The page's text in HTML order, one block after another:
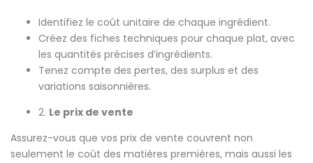
Identifiez le coût unitaire de chaque ingrédient.
Créez des fiches techniques pour chaque plat, avec
les quantités précises d’ingrédients.
Tenez compte des pertes, des surplus et des
variations saisonnières.
2. Le prix de vente
Assurez-vous que vos prix de vente couvrent non
seulement le coût des matières premières, mais aussi les